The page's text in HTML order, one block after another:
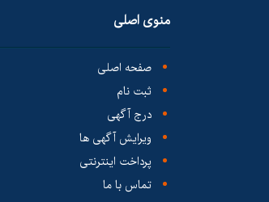
منوی اصلی
صفحه اصلی
ثبت نام
درج آگهی
ویرایش آگهی ها
پرداخت اینترنتی
تماس با ما